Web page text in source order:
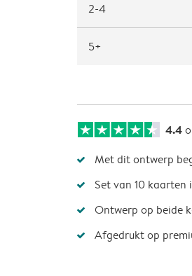
2-4
5+
4.4
Met dit ontwerp
Set van 10
Ontwerp op beide
Afgedrukt op